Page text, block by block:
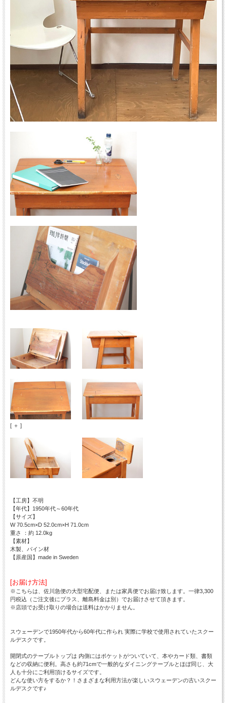
[ ＋ ]
【工房】不明
【年代】1950年代～60年代
【サイズ】
W 70.5cm×D 52.0cm×H 71.0cm
重さ ：約 12.0kg
【素材】
木製、パイン材
【原産国】made in Sweden
[お届け方法]
※こちらは、佐川急便の大型宅配便、または家具便でお届け致します。一律3,300
円税込（ご注文後にプラス、離島料金は別）でお届けさせて頂きます。
※店頭でお受け取りの場合は送料はかかりません。
スウェーデンで1950年代から60年代に作られ 実際に学校で使用されていたスクー
ルデスクです。
開閉式のテーブルトップは 内側にはポケットがついていて、本やカード類、書類
などの収納に便利。高さも約71cmで一般的なダイニングテーブルとほぼ同じ、大
人も十分にご利用頂けるサイズです。
どんな使い方をするか？！さまざまな利用方法が楽しいスウェーデンの古いスクー
ルデスクです♪